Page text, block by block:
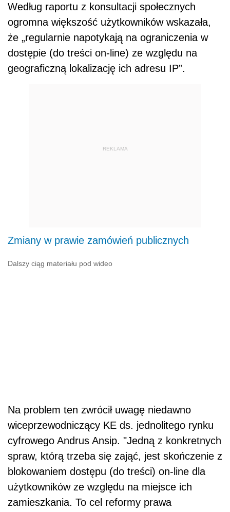
Według raportu z konsultacji społecznych
ogromna większość użytkowników wskazała,
że „regularnie napotykają na ograniczenia w
dostępie (do treści on-line) ze względu na
geograficzną lokalizację ich adresu IP”.
REKLAMA
Zmiany w prawie zamówień publicznych
Dalszy ciąg materiału pod wideo
Na problem ten zwrócił uwagę niedawno
wiceprzewodniczący KE ds. jednolitego rynku
cyfrowego Andrus Ansip. "Jedną z konkretnych
spraw, którą trzeba się zająć, jest skończenie z
blokowaniem dostępu (do treści) on-line dla
użytkowników ze względu na miejsce ich
zamieszkania. To cel reformy prawa